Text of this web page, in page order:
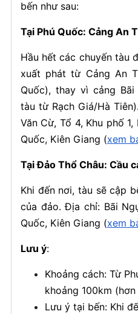
bến như sau:
Tại Phú Quốc: Cảng An
Hầu hết các chuyến tàu
xuất phát từ Cảng An
Quốc), thay vì cảng
tàu từ Rạch Giá/Hà
Văn Cừ, Tổ 4, Khu phố
Quốc, Kiên Giang (xem
Tại Đảo Thổ Châu: Cầu
Khi đến nơi, tàu sẽ cập
của đảo. Địa chỉ: Bãi
Quốc, Kiên Giang (xem
Lưu ý:
Khoảng cách: Từ
khoảng 100km
Lưu ý tại bến: Khi